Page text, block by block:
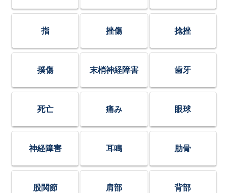
指 挫傷 捻挫
撲傷 末梢神経障害 歯牙
死亡 痛み 眼球
神経障害 耳鳴 肋骨
股関節 肩部 背部